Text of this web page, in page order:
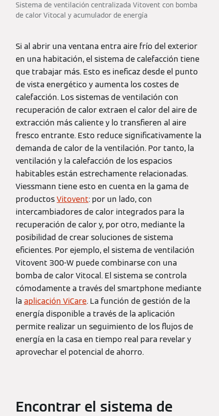
Sistema de ventilación centralizada Vitovent con bomba
de calor Vitocal y acumulador de energía
Si al abrir una ventana entra aire frío del exterior
en una habitación, el sistema de calefacción tiene
que trabajar más. Esto es ineficaz desde el punto
de vista energético y aumenta los costes de
calefacción. Los sistemas de ventilación con
recuperación de calor extraen el calor del aire de
extracción más caliente y lo transfieren al aire
fresco entrante. Esto reduce significativamente la
demanda de calor de la ventilación. Por tanto, la
ventilación y la calefacción de los espacios
habitables están estrechamente relacionadas.
Viessmann tiene esto en cuenta en la gama de
productosVitovent: por un lado, con
intercambiadores de calor integrados para la
recuperación de calor y, por otro, mediante la
posibilidad de crear soluciones de sistema
eficientes. Por ejemplo, el sistema de ventilación
Vitovent 300-W puede combinarse con una
bomba de calor Vitocal. El sistema se controla
cómodamente a través del smartphone mediante
la aplicación ViCare. La función de gestión de la
energía disponible a través de la aplicación
permite realizar un seguimiento de los flujos de
energía en la casa en tiempo real para revelar y
aprovechar el potencial de ahorro.
Encontrar el sistema de